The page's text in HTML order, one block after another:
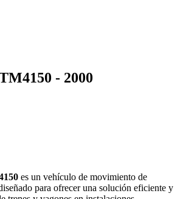
- 2000
es un vehículo de movimiento de
para ofrecer una solución eficiente y